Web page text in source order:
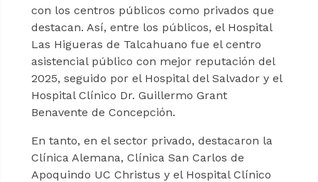
con los centros públicos como privados que
destacan. Así, entre los públicos, el Hospital
Las Higueras de Talcahuano fue el centro
asistencial público con mejor reputación del
2025, seguido por el Hospital del Salvador y el
Hospital Clínico Dr. Guillermo Grant
Benavente de Concepción.
En tanto, en el sector privado, destacaron la
Clínica Alemana, Clínica San Carlos de
Apoquindo UC Christus y el Hospital Clínico